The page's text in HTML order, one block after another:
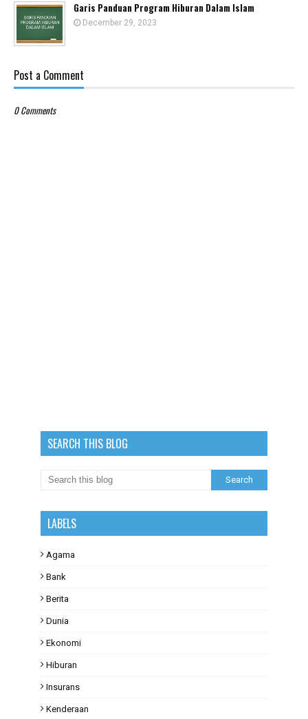
Garis Panduan Program Hiburan Dalam Islam
December 29, 2023
Post a Comment
0 Comments
SEARCH THIS BLOG
LABELS
Agama
Bank
Berita
Dunia
Ekonomi
Hiburan
Insurans
Kenderaan